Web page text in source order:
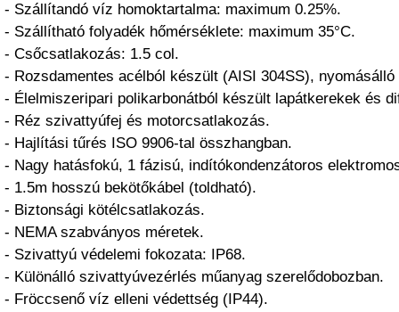
- Szállítandó víz homoktartalma: maximum 0.25%.
- Szállítható folyadék hőmérséklete: maximum 35°C.
- Csőcsatlakozás: 1.5 col.
- Rozsdamentes acélból készült (AISI 304SS), nyomásálló
- Élelmiszeripari polikarbonátból készült lapátkerekek és
- Réz szivattyúfej és motorcsatlakozás.
- Hajlítási tűrés ISO 9906-tal összhangban.
- Nagy hatásfokú, 1 fázisú, indítókondenzátoros
- 1.5m hosszú bekötőkábel (toldható).
- Biztonsági kötélcsatlakozás.
- NEMA szabványos méretek.
- Szivattyú védelemi fokozata: IP68.
- Különálló szivattyúvezérlés műanyag szerelődobozban.
- Fröccsenő víz elleni védettség (IP44).